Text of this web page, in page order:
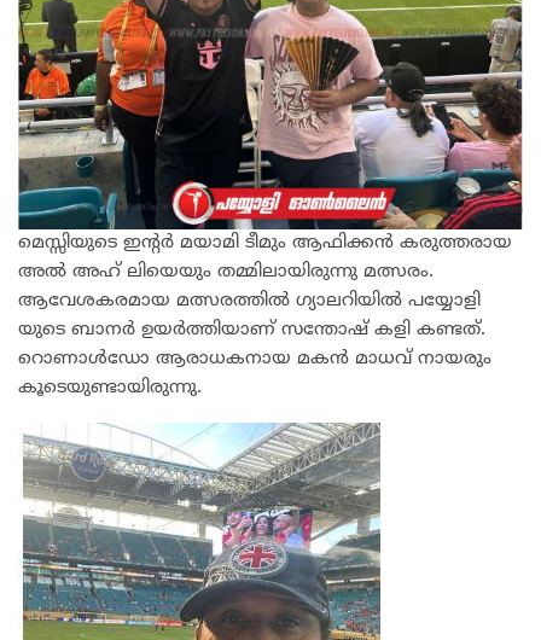
മെസ്സിയുടെ ഇന്റർ മയാമി ടീമും ആഫിക്കൻ കരുത്തരായ
അൽ അഹ് ലിയെയും തമ്മിലായിരുന്നു മത്സരം.
ആവേശകരമായ മത്സരത്തിൽ ഗ്യാലറിയിൽ പയ്യോളി
യുടെ ബാനർ ഉയർത്തിയാണ് സന്തോഷ് കളി കണ്ടത്.
റൊണാൾഡോ ആരാധകനായ മകൻ മാധവ് നായരും
കൂടെയുണ്ടായിരുന്നു.